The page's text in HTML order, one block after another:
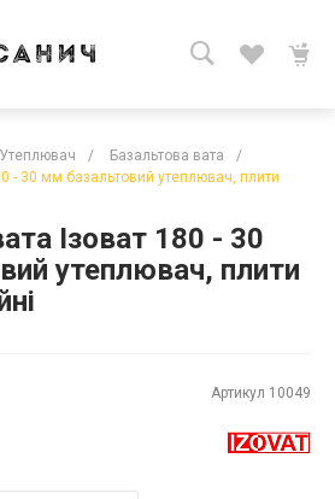
Утеплювач / Базальтова вата
/
- 30 мм базальтовий утеплювач, плити
Ізоват 180 - 30
утеплювач, плити
Артикул 10049